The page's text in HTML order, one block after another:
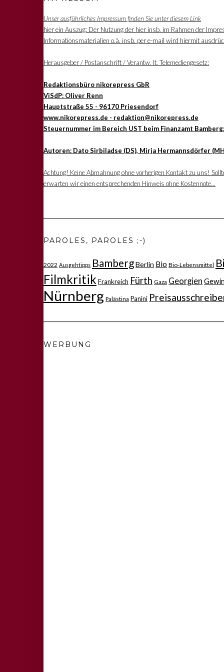
Unser ausführliches Impressum finden Sie unter diesem Link
hier ein Auszug: Der Nutzung der hier insb. im Rahmen der
Informationsmaterialien o.ä. insb. per e-mail wird hiermit
Herausgeber / Postanschrift / Verantw. lt. Telemediengesetz:
Redaktionsbüro nikorepress GbR
ViSdP: Oliver Renn
Hauptstraße 55 - 96170 Priesendorf
www.nikorepress.de - redaktion@nikorepress.de
Steuernummer im Bereich UST beim Finanzamt
Autoren: Dato Sirbiladse (DS), Mirja Hermannsdörfer
Achtung! Keine Abmahnung ohne vorherigen Kontakt zu uns!
erwarten wir einen entsprechenden Hinweis ohne Kostennote...
PAROLES, PAROLES ;-)
2022 Ausgehtipps BambergBerlin Bio Bio-Lebensmittel
Filmkritik Frankreich Fürth Gaza Georgien
Nürnberg Palästina Panini
WERBUNG